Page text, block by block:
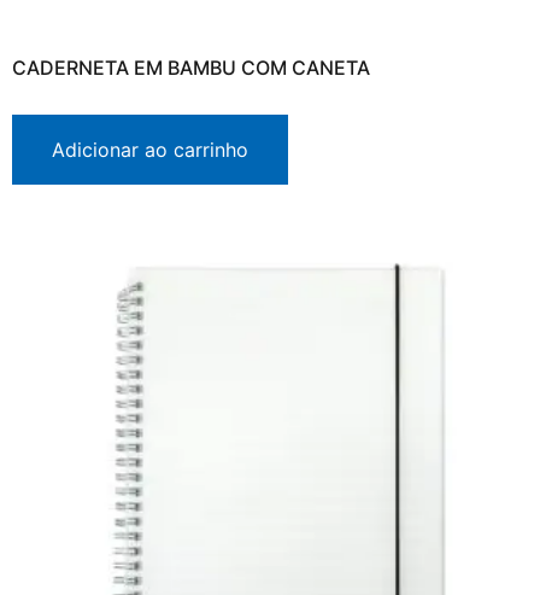
CADERNETA EM BAMBU COM CANETA
Adicionar ao carrinho